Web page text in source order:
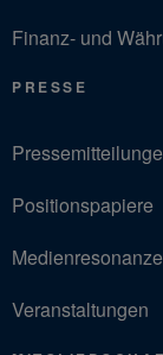
Finanz- und
PRESSE
Positionspapiere
Veranstaltungen